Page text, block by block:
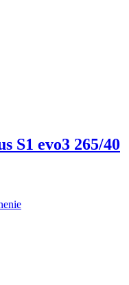
S1 evo3 265/40